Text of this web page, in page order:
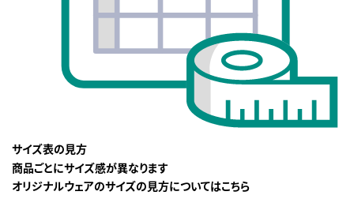
サイズ表の見方
商品ごとにサイズ感が異なります
オリジナルウェアのサイズの見方についてはこちら